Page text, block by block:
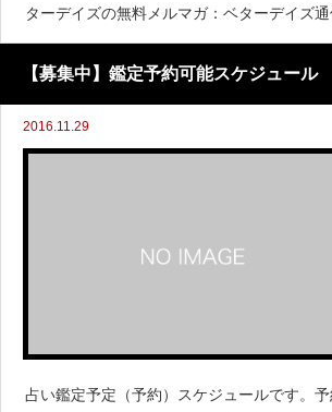
ターデイズの無料メルマガ：ベターデイズ
【募集中】鑑定予約可能スケジュール
2016.11.29
占い鑑定予定（予約）スケジュールです。予